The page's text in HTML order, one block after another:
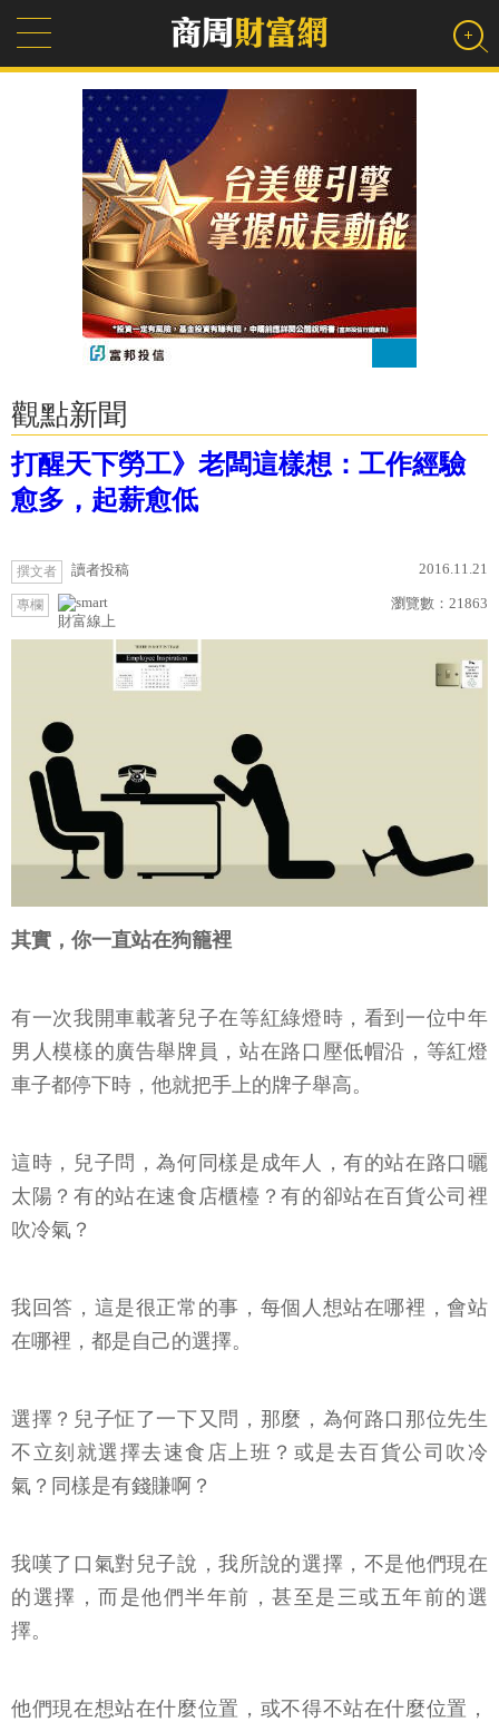
觀點新聞
打醒天下勞工》老闆這樣想：工作經驗
愈多，起薪愈低
撰文者 讀者投稿 2016.11.21
專欄
財富線上
瀏覽數： 21863
其實，你一直站在狗籠裡
有一次我開車載著兒子在等紅綠燈時，看到一位中年
男人模樣的廣告舉牌員，站在路口壓低帽沿，等紅燈
車子都停下時，他就把手上的牌子舉高。
這時，兒子問，為何同樣是成年人，有的站在路口曬
太陽？有的站在速食店櫃檯？有的卻站在百貨公司裡
吹冷氣？
我回答，這是很正常的事，每個人想站在哪裡，會站
在哪裡，都是自己的選擇。
選擇？兒子怔了一下又問，那麼，為何路口那位先生
不立刻就選擇去速食店上班？或是去百貨公司吹冷
氣？同樣是有錢賺啊？
我嘆了口氣對兒子說，我所說的選擇，不是他們現在
的選擇，而是他們半年前，甚至是三或五年前的選
擇。
他們現在想站在什麼位置，或不得不站在什麼位置，